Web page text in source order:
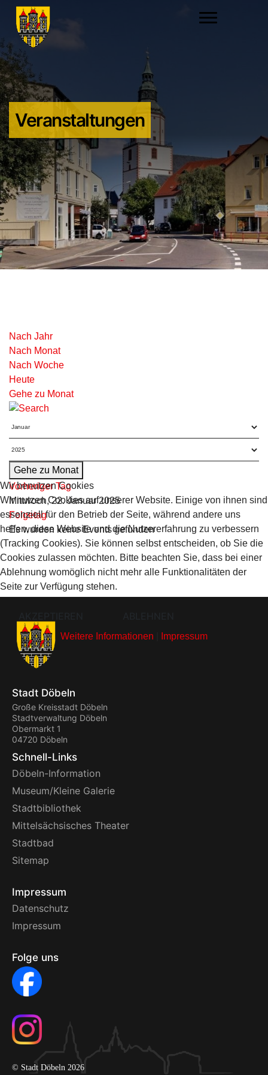
Veranstaltungen
Nach Jahr
Nach Monat
Nach Woche
Heute
Gehe zu Monat
Gehe zu Monat
Vorheriger Tag
Mittwoch, 22. Januar 2025
Folgetag
Es wurden keine Events gefunden
Stadt Döbeln
Große Kreisstadt Döbeln
Stadtverwaltung Döbeln
Obermarkt 1
04720 Döbeln
Schnell-Links
Döbeln-Information
Museum/Kleine Galerie
Stadtbibliothek
Mittelsächsisches Theater
Stadtbad
Sitemap
Impressum
Datenschutz
Impressum
Folge uns
© Stadt Döbeln 2026
Wir benutzen Cookies
Wir nutzen Cookies auf unserer Website. Einige von ihnen sind
essenziell für den Betrieb der Seite, während andere uns
helfen, diese Website und die Nutzererfahrung zu verbessern
(Tracking Cookies). Sie können selbst entscheiden, ob Sie die
Cookies zulassen möchten. Bitte beachten Sie, dass bei einer
Ablehnung womöglich nicht mehr alle Funktionalitäten der
Seite zur Verfügung stehen.
Weitere Informationen Impressum